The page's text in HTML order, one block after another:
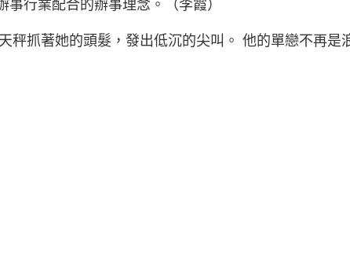
事行業配合的辦事理念。（李霞）
秤抓著她的頭髮，發出低沉的尖叫。 他的單戀不再是